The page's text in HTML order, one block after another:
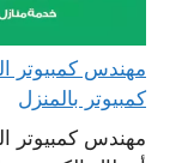
كمبيوتر بالمنزل
مهندس كمبيوتر